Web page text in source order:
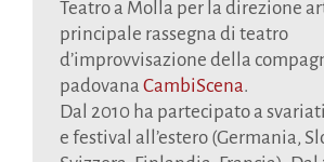
Teatro a Molla per la direzione
principale rassegna di teatro
d’improvvisazione della
padovana CambiScena.
Dal 2010 ha partecipato a
e festival all’estero (Germania,